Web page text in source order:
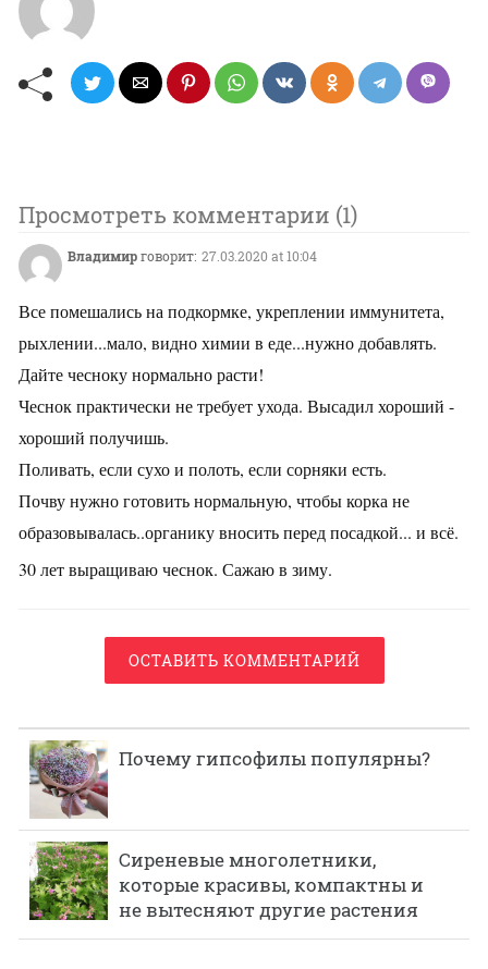
Проcмотреть комментарии (1)
Владимирговорит: 27.03.2020 at 10:04
Все помешались на подкормке, укреплении иммунитета,
рыхлении...мало, видно химии в еде...нужно добавлять.
Дайте чесноку нормально расти!
Чеснок практически не требует ухода. Высадил хороший -
хороший получишь.
Поливать, если сухо и полоть, если сорняки есть.
Почву нужно готовить нормальную, чтобы корка не
образовывалась..органику вносить перед посадкой... и всё.
30 лет выращиваю чеснок. Сажаю в зиму.
ОСТАВИТЬ КОММЕНТАРИЙ
Почему гипсофилы популярны?
Сиреневые многолетники,
которые красивы, компактны и
не вытесняют другие растения